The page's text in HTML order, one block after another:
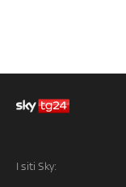
I siti Sky: